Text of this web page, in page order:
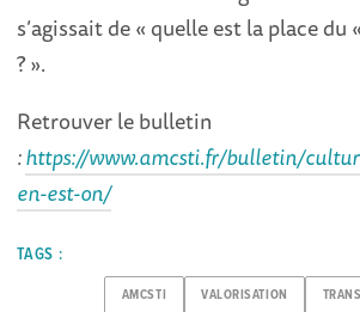
s’agissait de « quelle est la place du
? ».
Retrouver le bulletin
:https://www.amcsti.fr/bulletin/
en-est-on/
TAGS :
AMCSTI VALORISATION